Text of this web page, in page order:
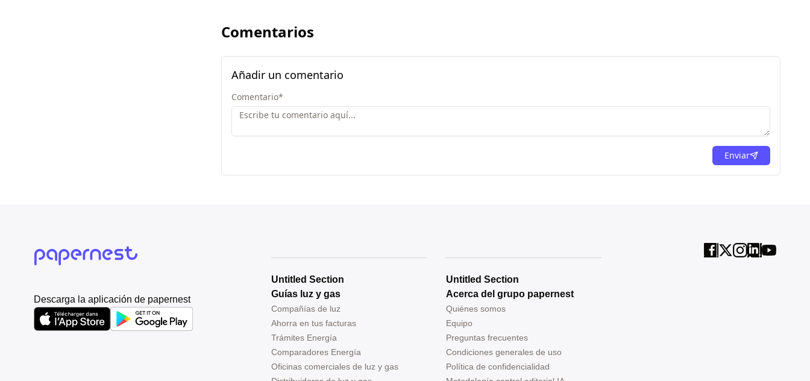
Comentarios
Añadir un comentario
Comentario*
Enviar
Descarga la aplicación de papernest
Untitled Section
Guías luz y gas
Compañías de luz
Ahorra en tus facturas
Trámites Energía
Comparadores Energía
Oficinas comerciales de luz y gas
Untitled Section
Acerca del grupo papernest
Quiénes somos
Equipo
Preguntas frecuentes
Condiciones generales de uso
Política de confidencialidad